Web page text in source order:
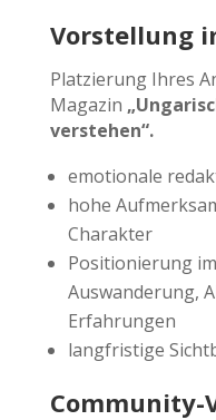
Vorstellung
Platzierung Ihres
Magazin
verstehen“.
emotionale
hohe
Charakter
Positionierung
Auswanderung,
Erfahrungen
langfristige
Community-